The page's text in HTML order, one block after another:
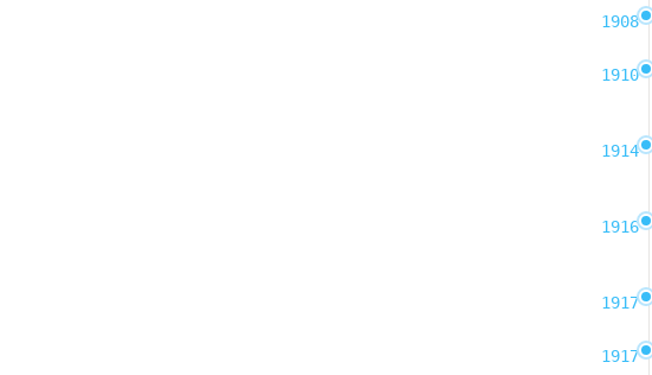
1908
1910
1914
1916
1917
1917